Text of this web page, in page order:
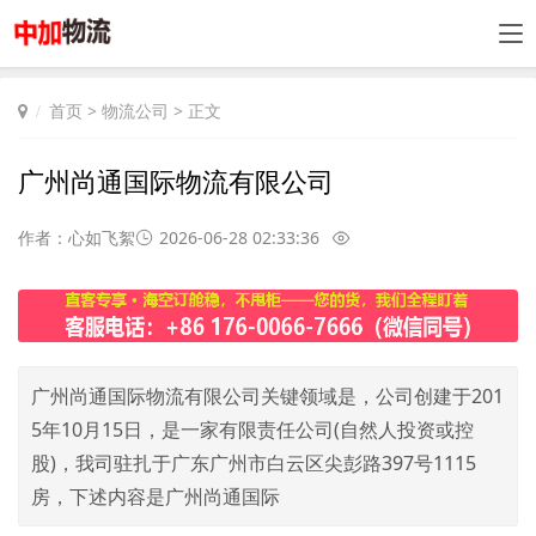
首页 > 物流公司 > 正文
广州尚通国际物流有限公司
作者：心如飞絮 2026-06-28 02:33:36
广州尚通国际物流有限公司关键领域是，公司创建于201
5年10月15日，是一家有限责任公司(自然人投资或控
股)，我司驻扎于广东广州市白云区尖彭路397号1115
房，下述内容是广州尚通国际